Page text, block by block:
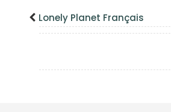
Lonely Planet Français